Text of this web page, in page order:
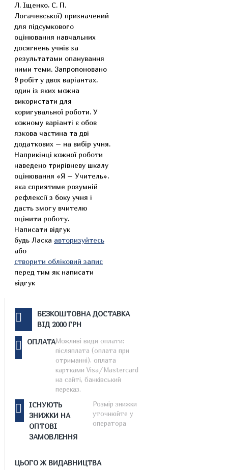
Л. Іщенко, С. П.
Логачевської) призначений
для підсумкового
оцінювання навчальних
досягнень учнів за
результатами опанування
ними теми. Запропоновано
9 робіт у двох варіантах,
один із яких можна
використати для
коригувальної роботи. У
кожному варіанті є обов
язкова частина та дві
додаткових – на вибір учня.
Наприкінці кожної роботи
наведено трирівневу шкалу
оцінювання «Я – Учитель»,
яка сприятиме розумній
рефлексії з боку учня і
дасть змогу вчителю
оцінити роботу.
Написати відгук
будь Ласка авторизуйтесь
або
створити обліковий запис
перед тим як написати
відгук
БЕЗКОШТОВНА ДОСТАВКА
ВІД 2000 ГРН
ОПЛАТАМожливі види оплати:
післяплата (оплата при
отриманні), оплата
картками Visa/Mastercard
на сайті, банківський
переказ.
ІСНУЮТЬ
ЗНИЖКИ НА
ОПТОВІ
ЗАМОВЛЕННЯ
Розмір знижки
уточнюйте у
оператора
ЦЬОГО Ж ВИДАВНИЦТВА